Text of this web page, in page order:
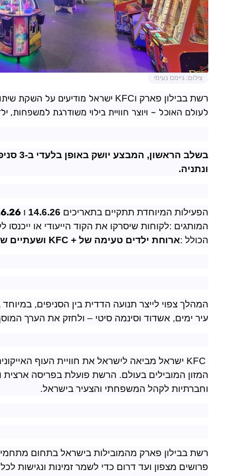
צילום: גיימס נעימי
רשת בבילון פארק וKFC ישראל מודיעים על השקת
לעולם האוכל – ויוצר חוויית בילוי משודרגת למשפחות,
בשלב
ונתניה.
הפעילות המיוחדת תתקיים בתאריכים 14.6.26 ו
המותגים :לקוחות שיסרקו את הקוד הייעודי או
הכולל :ארוחת ילדים טעימה של KFC + ושעתיים
המהלך צפוי לייצר תנועה הדדית בין הסניפים,
עיר ימים, אשדוד וסינמה סיטי – ולחזק את הערך
KFC ישראל מביאה לישראל את חוויית העוף
המזון המובילים בעולם. הרשת פועלת בפריסה ארצית
וחברתיות לקהל המשפחתי והצעיר בישראל.
רשת בבילון פארק מהמובילות בישראל בתחום
פרושים מצפון ועד דרום כדי לשמר זמינות ונגישות